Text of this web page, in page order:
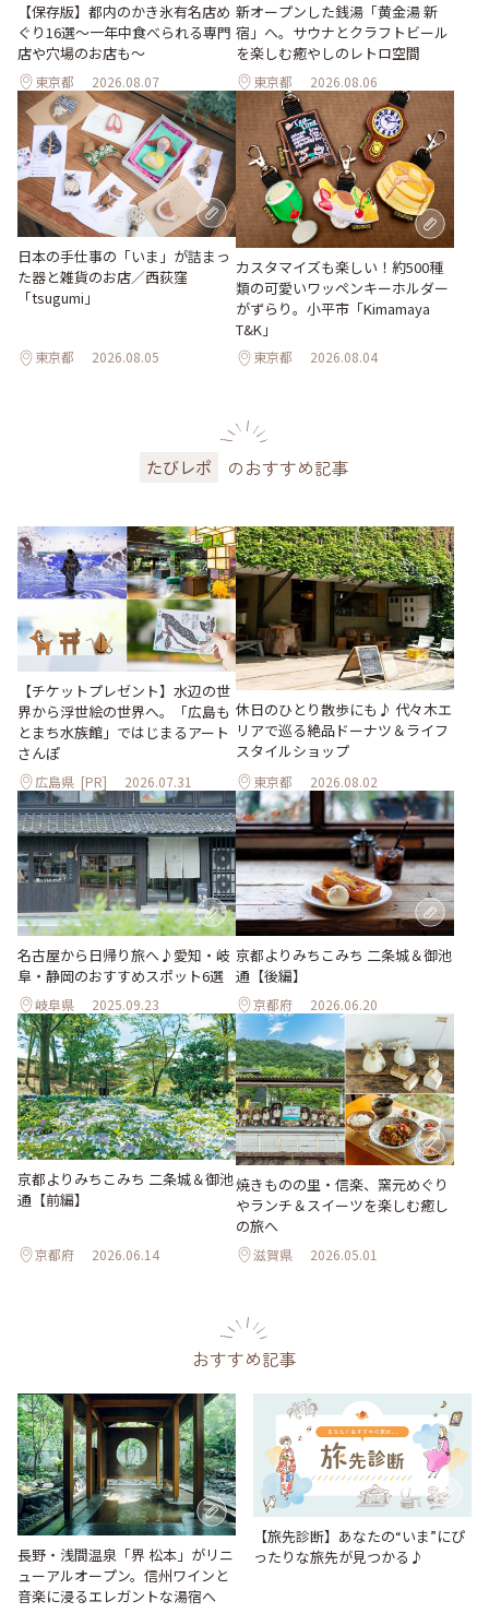
【保存版】都内のかき氷有名店め
ぐり16選～一年中食べられる専門
店や穴場のお店も～
東京都 2026.08.07
新オープンした銭湯「黄金湯 新
宿」へ。サウナとクラフトビール
を楽しむ癒やしのレトロ空間
東京都 2026.08.06
日本の手仕事の「いま」が詰まっ
た器と雑貨のお店／西荻窪
「tsugumi」
東京都 2026.08.05
カスタマイズも楽しい！約500種
類の可愛いワッペンキーホルダー
がずらり。小平市「Kimamaya
T&K」
東京都 2026.08.04
たびレポ のおすすめ記事
【チケットプレゼント】水辺の世
界から浮世絵の世界へ。「広島も
とまち水族館」ではじまるアート
さんぽ
広島県 [PR] 2026.07.31
休日のひとり散歩にも♪ 代々木エ
リアで巡る絶品ドーナツ＆ライフ
スタイルショップ
東京都 2026.08.02
名古屋から日帰り旅へ♪愛知・岐
阜・静岡のおすすめスポット6選
岐阜県 2025.09.23
京都よりみちこみち 二条城＆御池
通【後編】
京都府 2026.06.20
京都よりみちこみち 二条城＆御池
通【前編】
京都府 2026.06.14
焼きものの里・信楽、窯元めぐり
やランチ＆スイーツを楽しむ癒し
の旅へ
滋賀県 2026.05.01
おすすめ記事
長野・浅間温泉「界 松本」がリニ
ューアルオープン。信州ワインと
音楽に浸るエレガントな湯宿へ
【旅先診断】あなたの“いま”にぴ
ったりな旅先が見つかる♪